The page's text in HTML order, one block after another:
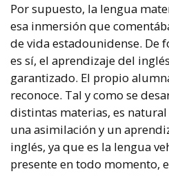
Por supuesto, la lengua
esa inmersión que
de vida estadounidense. De
es sí, el aprendizaje del
garantizado. El propio
reconoce. Tal y como se
distintas materias, es
una asimilación y un
inglés, ya que es la lengua
presente en todo momento,